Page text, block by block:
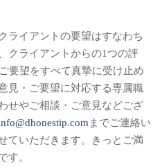
ライアントの要望はすなわち
クライアントからの1つの評
要望をすべて真摯に受け止め
見・ご要望に対応する専属職
せやご相談・ご意見などござ
までご連絡い
ていただきます。きっとご満
す。